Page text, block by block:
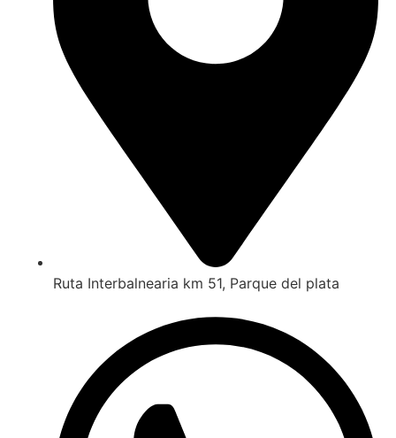
Ruta Interbalnearia km 51, Parque del plata